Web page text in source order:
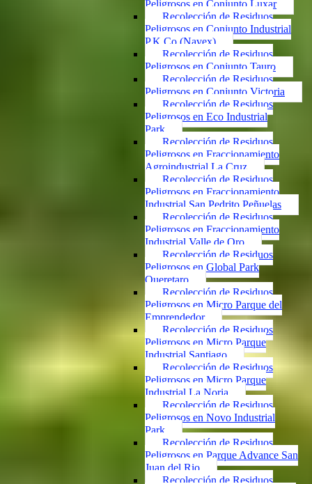
Peligrosos en Conjunto Luxar
Recolección de Residuos
Peligrosos en Conjunto Industrial
P.K.Co (Navex)
Recolección de Residuos
Peligrosos en Conjunto Tauro
Recolección de Residuos
Peligrosos en Conjunto Victoria
Recolección de Residuos
Peligrosos en Eco Industrial
Park
Recolección de Residuos
Peligrosos en Fraccionamiento
Agroindustrial La Cruz
Recolección de Residuos
Peligrosos en Fraccionamiento
Industrial San Pedrito Peñuelas
Recolección de Residuos
Peligrosos en Fraccionamiento
Industrial Valle de Oro
Recolección de Residuos
Peligrosos en Global Park
Queretaro
Recolección de Residuos
Peligrosos en Micro Parque del
Emprendedor
Recolección de Residuos
Peligrosos en Micro Parque
Industrial Santiago
Recolección de Residuos
Peligrosos en Micro Parque
Industrial La Noria
Recolección de Residuos
Peligrosos en Novo Industrial
Park
Recolección de Residuos
Peligrosos en Parque Advance San
Juan del Rio
Recolección de Residuos